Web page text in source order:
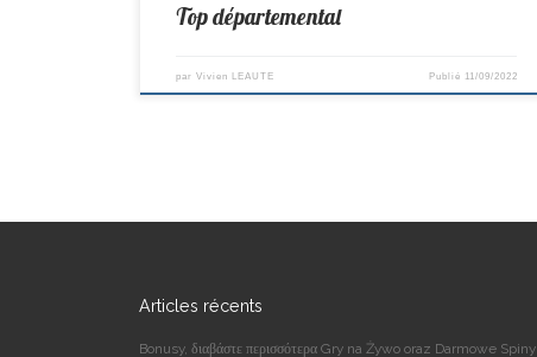
Top départemental
parVivien LEAUTE Publié 11/09/2022
Articles récents
Bonusy, διαβάστε περισσότερα Gry na Żywo oraz Darmowe Spiny